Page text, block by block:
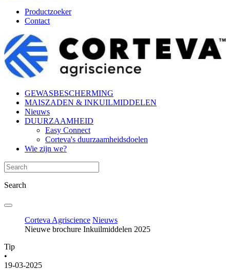
Productzoeker
Contact
GEWASBESCHERMING
MAISZADEN & INKUILMIDDELEN
Nieuws
DUURZAAMHEID
Easy Connect
Corteva's duurzaamheidsdoelen
Wie zijn we?
Search
Corteva Agriscience Nieuws
Nieuwe brochure Inkuilmiddelen 2025
Tip
•
19-03-2025